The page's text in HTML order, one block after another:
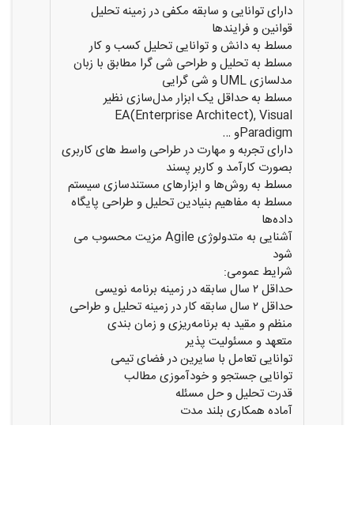
دارای توانایی و سابقه مکفی در زمینه تحلیل
قوانین و فرایندها
مسلط به دانش و توانایی تحلیل کسب و کار
مسلط به تحلیل و طراحی شی گرا مطابق با زبان
مدلسازی UML و شی ‏گرایی
مسلط به حداقل یک ابزار مدل‌سازی نظیر
EA(Enterprise Architect), Visual
Paradigmو …
دارای تجربه و مهارت در طراحی واسط های کاربری
بصورت کارآمد و کاربر پسند
مسلط به روش‌ها و ابزارهای مستندسازی سیستم
مسلط به مفاهیم بنیادین تحلیل و طراحی پایگاه
داده‌ها
آشنایی به متدولوژی Agile‌ مزیت محسوب می
شود
شرایط عمومی:
حداقل ۲ سال سابقه در زمینه برنامه نویسی
حداقل ۲ سال سابقه کار در زمینه تحلیل و طراحی
منظم و مقید به برنامه‌ریزی و زمان بندی
متعهد و مسئولیت پذیر
توانایی تعامل با سایرین در فضای تیمی
توانایی جستجو و خودآموزی مطالب
قدرت تحلیل و حل مسئله
آماده همکاری بلند مدت